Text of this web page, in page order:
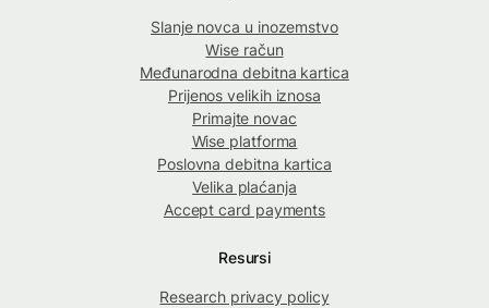
Slanje novca u inozemstvo
Wise račun
Međunarodna debitna kartica
Prijenos velikih iznosa
Primajte novac
Wise platforma
Poslovna debitna kartica
Velika plaćanja
Accept card payments
Resursi
Research privacy policy